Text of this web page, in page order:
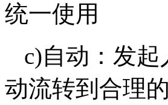
统一使用
c)自动：发
动流转到合理